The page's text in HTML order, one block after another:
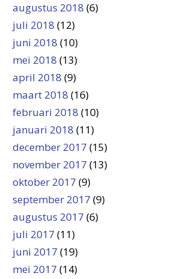
augustus 2018 (6)
juli 2018 (12)
juni 2018 (10)
mei 2018 (13)
april 2018 (9)
maart 2018 (16)
februari 2018 (10)
januari 2018 (11)
december 2017 (15)
november 2017 (13)
oktober 2017 (9)
september 2017 (9)
augustus 2017 (6)
juli 2017 (11)
juni 2017 (19)
mei 2017 (14)